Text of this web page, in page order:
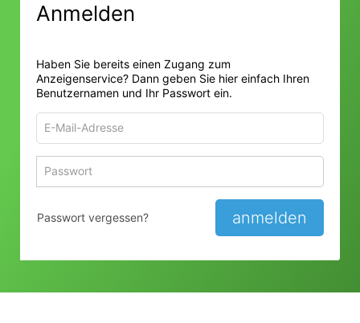
Anmelden
Haben Sie bereits einen Zugang zum
Anzeigenservice? Dann geben Sie hier einfach Ihren
Benutzernamen und Ihr Passwort ein.
Adresse
zum
Anmelden
anmelden
Passwort vergessen?